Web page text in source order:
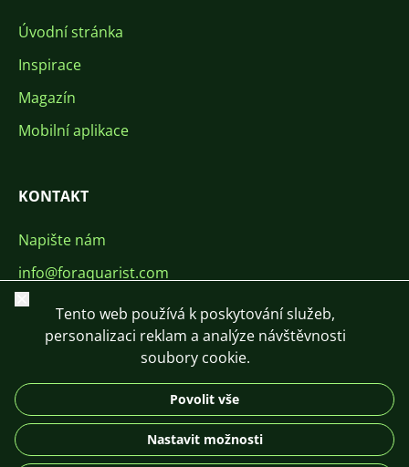
Úvodní stránka
Inspirace
Magazín
Mobilní aplikace
KONTAKT
Napište nám
info@foraquarist.com
+420 603 449 602
DE
© 2026 For Aquarist
Zavřít
Tento web používá k poskytování služeb,
personalizaci reklam a analýze návštěvnosti
soubory cookie.
Povolit vše
Nastavit možnosti